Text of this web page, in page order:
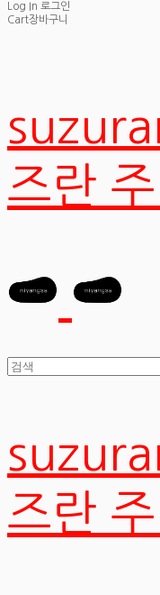
Log In 로그인
Cart장바구니
즈란
즈란